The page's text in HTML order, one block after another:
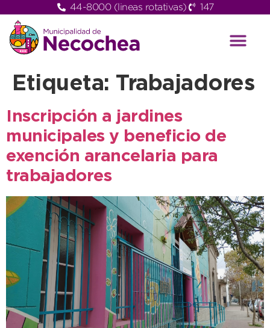
44-8000 (lineas rotativas) 147
Etiqueta: Trabajadores
Inscripción a jardines
municipales y beneficio de
exención arancelaria para
trabajadores